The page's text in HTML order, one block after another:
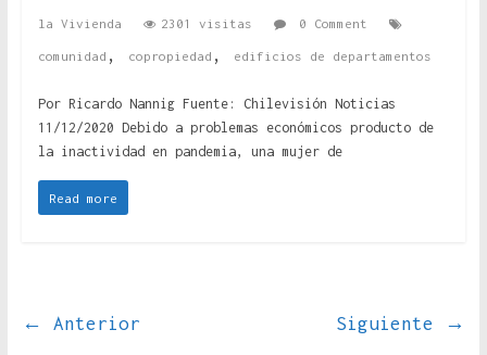
la Vivienda 2301 visitas 0 Comment
comunidad , copropiedad , edificios de departamentos
Por Ricardo Nannig Fuente: Chilevisión Noticias
11/12/2020 Debido a problemas económicos producto de
la inactividad en pandemia, una mujer de
Read more
← Anterior Siguiente →